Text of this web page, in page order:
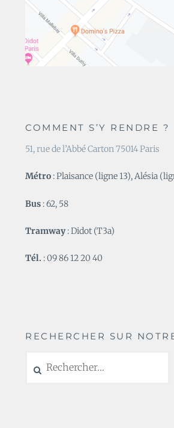
COMMENT S’Y RENDRE ?
51, rue de l’Abbé Carton 75014 Paris
Métro : Plaisance (ligne 13), Alésia
Bus : 62, 58
Tramway: Didot (T3a)
Tél. : 09 86 12 20 40
RECHERCHER SUR